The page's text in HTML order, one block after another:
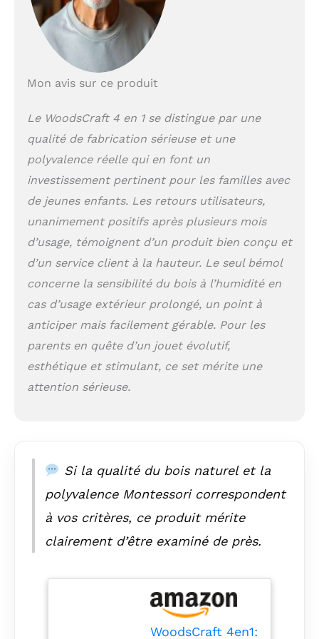
𝐓𝐨𝐛𝐨𝐠𝐠𝐚𝐧 𝐚̀ 𝐫𝐨𝐮𝐥𝐞𝐚𝐮𝐱
𝐩𝐨𝐮𝐫 𝐥𝐞 𝐝é𝐯𝐞𝐥𝐨𝐩𝐩𝐞𝐦𝐞𝐧𝐭
𝐬𝐞𝐧𝐬𝐨𝐫𝐢𝐞𝐥: Le toboggan
sensorielle
physique, l'équilibre
et la coordination
motrice des enfants,
développement des
compétences
émotionnelles à
travers un jeu créatif
et interactif. 𝐂𝐨𝐮𝐬𝐬𝐢𝐧𝐬
Fabriqués à la main
pour une stabilité et
une détente ultimes.
La construction
unique à 5 chambres
avec une sensation
Disponible en 4
velours, mousseline,
coton premium ou
standard. Disponible
avec une fermeture
𝐚𝐛𝐬𝐨𝐥𝐮𝐞: Chez
WoodsCraft, la
sécurité de votre
Mon avis sur ce produit
Le WoodsCraft 4 en 1 se distingue par une
qualité de fabrication sérieuse et une
polyvalence réelle qui en font un
investissement pertinent pour les familles avec
de jeunes enfants. Les retours utilisateurs,
unanimement positifs après plusieurs mois
d’usage, témoignent d’un produit bien conçu et
d’un service client à la hauteur. Le seul bémol
concerne la sensibilité du bois à l’humidité en
cas d’usage extérieur prolongé, un point à
anticiper mais facilement gérable. Pour les
parents en quête d’un jouet évolutif,
esthétique et stimulant, ce set mérite une
attention sérieuse.
Si la qualité du bois naturel et la
polyvalence Montessori correspondent
à vos critères, ce produit mérite
clairement d’être examiné de près.
WoodsCraft 4en1: